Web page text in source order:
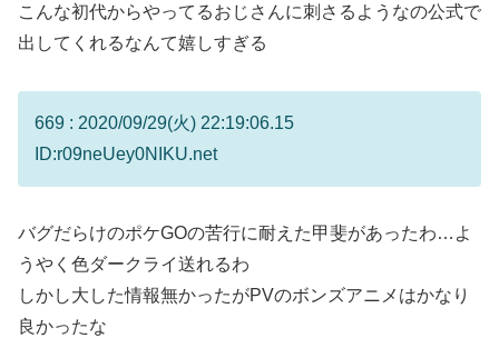
こんな初代からやってるおじさんに刺さるようなの公式で
出してくれるなんて嬉しすぎる
669 : 2020/09/29(火) 22:19:06.15
ID:r09neUey0NIKU.net
バグだらけのポケGOの苦行に耐えた甲斐があったわ…よ
うやく色ダークライ送れるわ
しかし大した情報無かったがPVのボンズアニメはかなり
良かったな